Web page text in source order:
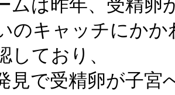
ムは昨年、受精卵
のキャッチにか
しており、
見で受精卵が子宮